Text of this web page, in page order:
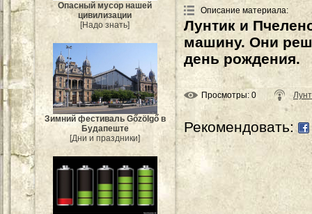
Опасный мусор нашей
цивилизации
[Надо знать]
Зимний фестиваль Gőzölgő в
Будапеште
[Дни и праздники]
Описание материала:
Лунтик и
машину. Они
день рождения.
Просмотры: 0
Рекомендовать: